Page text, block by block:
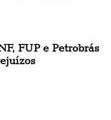
FUP e Petrobrás